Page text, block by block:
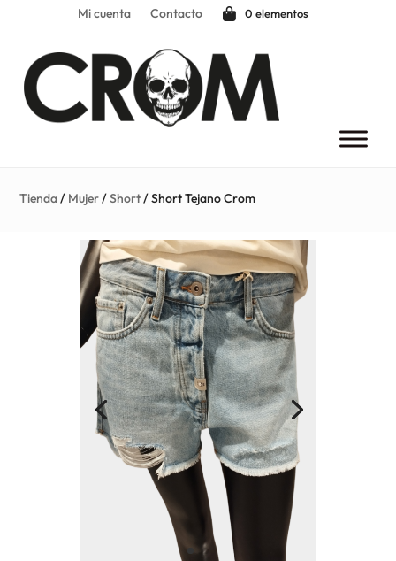
Mi cuenta Contacto 0 elementos
Tienda/ Mujer/Short/ Short Tejano Crom